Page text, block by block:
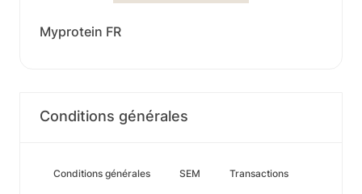
Myprotein FR
Conditions générales
Conditions générales SEM Transactions